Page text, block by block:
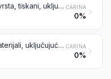
Kalendari svih vrsta, tiskani, uključujući kalendare u blokovima CARINA
0%
Ostali tiskani materijali, uključujući tiskane slike i fotografije CARINA
0%